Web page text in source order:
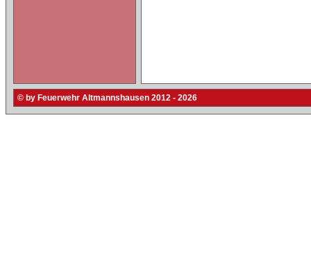
© by Feuerwehr Altmannshausen 2012 - 2026